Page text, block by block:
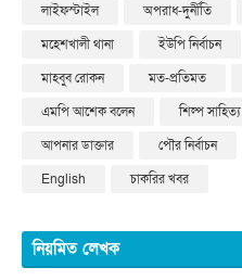
লাইফস্টাইল
অপরাধ-দুর্নীতি
মহেশখালী থানা
ইউপি নির্বাচন
মাহবুব রোকন
মত-প্রতিমত
এমপি আশেক বলেন
শিল্প সাহিত্য
আপনার ডাক্তার
পৌর নির্বাচন
English
চাকরির খবর
নিয়মিত লেখক